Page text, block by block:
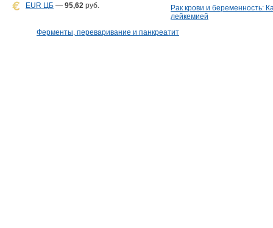
EUR ЦБ — 95,62 руб.
Рак крови и беременность:
лейкемией
Ферменты, переваривание и панкреатит